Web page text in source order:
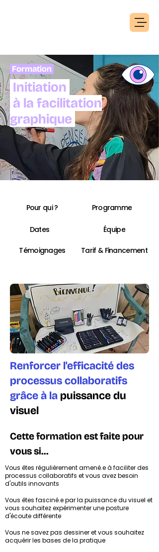
Formation
Initiation
à la facilitation
graphique
Pour qui ? Programme
Dates Équipe
Témoignages Tarif & Financement
Renforcer l'efficacité des
processus collaboratifs
grâce à la puissance du
visuel
Cette formation est faite pour
vous si...
Vous êtes régulièrement amené.e à faciliter des
processus collaboratifs et vous avez besoin
d'outils innovants
Vous êtes fasciné.e par la puissance du visuel et
vous souhaitez expérimenter une posture
d'écoute différente
Vous ne savez pas dessiner et vous souhaitez
acquérir les bases de la pratique